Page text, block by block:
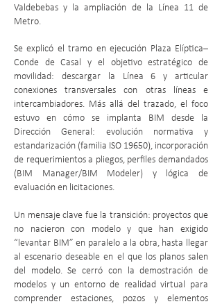
Valdebebas y la ampliación de la Línea 11 de
Metro.
Se explicó el tramo en ejecución Plaza Elíptica–
Conde de Casal y el objetivo estratégico de
movilidad: descargar la Línea 6 y articular
conexiones transversales con otras líneas e
intercambiadores. Más allá del trazado, el foco
estuvo en cómo se implanta BIM desde la
Dirección General: evolución normativa y
estandarización (familia ISO 19650), incorporación
de requerimientos a pliegos, perfiles demandados
(BIM Manager/BIM Modeler) y lógica de
evaluación en licitaciones.
Un mensaje clave fue la transición: proyectos que
no nacieron con modelo y que han exigido
“levantar BIM” en paralelo a la obra, hasta llegar
al escenario deseable en el que los planos salen
del modelo. Se cerró con la demostración de
modelos y un entorno de realidad virtual para
comprender estaciones, pozos y elementos